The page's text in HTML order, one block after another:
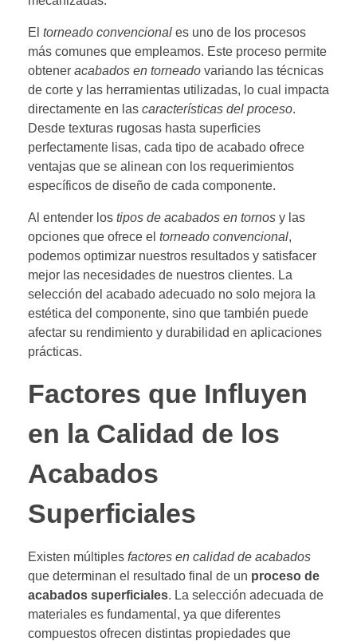
El torneado convencional es uno de los procesos
más comunes que empleamos. Este proceso permite
obtener acabados en torneado variando las técnicas
de corte y las herramientas utilizadas, lo cual impacta
directamente en las características del proceso.
Desde texturas rugosas hasta superficies
perfectamente lisas, cada tipo de acabado ofrece
ventajas que se alinean con los requerimientos
específicos de diseño de cada componente.
Al entender los tipos de acabados en tornos y las
opciones que ofrece el torneado convencional,
podemos optimizar nuestros resultados y satisfacer
mejor las necesidades de nuestros clientes. La
selección del acabado adecuado no solo mejora la
estética del componente, sino que también puede
afectar su rendimiento y durabilidad en aplicaciones
prácticas.
Factores que Influyen
en la Calidad de los
Acabados
Superficiales
Existen múltiples factores en calidad de acabados
que determinan el resultado final de un proceso de
acabados superficiales. La selección adecuada de
materiales es fundamental, ya que diferentes
compuestos ofrecen distintas propiedades que